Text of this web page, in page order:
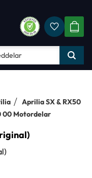
Aprilia SX & RX50
00 Motordelar